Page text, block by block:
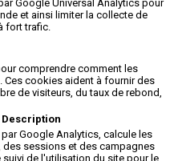
Google Universal Analytics pour
et ainsi limiter la collecte de
fort trafic.
comprendre comment les
Ces cookies aident à fournir des
de visiteurs, du taux de rebond,
Description
Google Analytics, calcule les
des sessions et des campagnes
suivi de l'utilisation du site pour le